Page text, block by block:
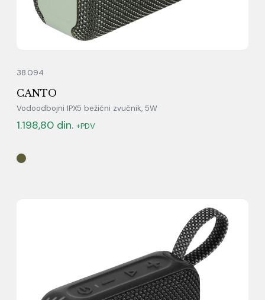
38.094
CANTO
Vodoodbojni IPX5 bežični zvučnik, 5W
1.198,80 din. +PDV